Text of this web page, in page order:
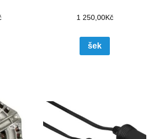
1 250,00Kč
šek